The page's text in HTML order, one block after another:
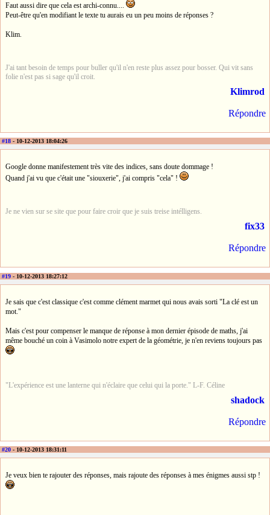
Faut aussi dire que cela est archi-connu....
Peut-être qu'en modifiant le texte tu aurais eu un peu moins de réponses ?
Klim.
J'ai tant besoin de temps pour buller qu'il n'en reste plus assez pour bosser. Qui vit sans
folie n'est pas si sage qu'il croit.
Klimrod
Répondre
#18 - 10-12-2013 18:04:26
Google donne manifestement très vite des indices, sans doute dommage !
Quand j'ai vu que c'était une "siouxerie", j'ai compris "cela" !
Je ne vien sur se site que pour faire croir que je suis treise intélligens.
fix33
Répondre
#19 - 10-12-2013 18:27:12
Je sais que c'est classique c'est comme clément marmet qui nous avais sorti "La clé est un
mot."
Mais c'est pour compenser le manque de réponse à mon dernier épisode de maths, j'ai
même bouché un coin à Vasimolo notre expert de la géométrie, je n'en reviens toujours pas
"L'expérience est une lanterne qui n'éclaire que celui qui la porte." L-F. Céline
shadock
Répondre
#20 - 10-12-2013 18:31:11
Je veux bien te rajouter des réponses, mais rajoute des réponses à mes énigmes aussi stp !